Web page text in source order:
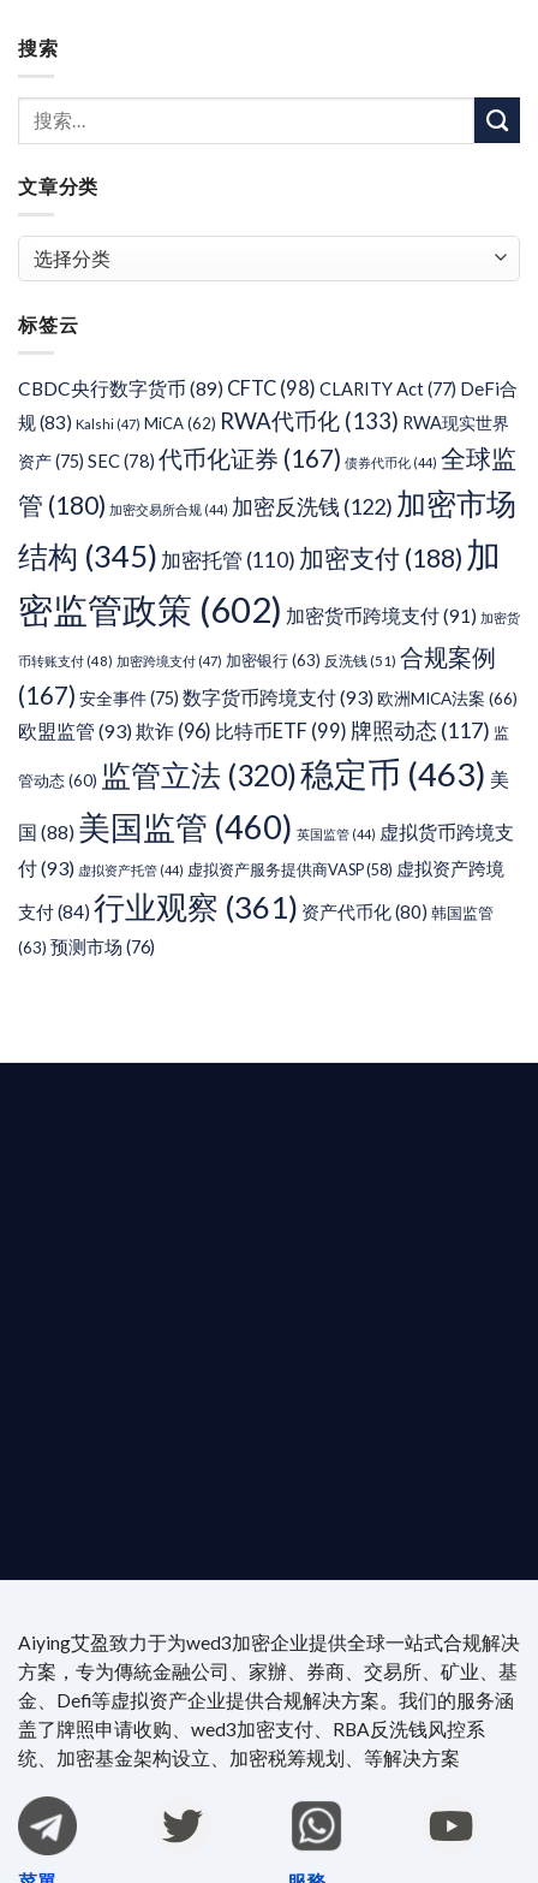
搜索
文章分类
章
类
标签云
CBDC央行数字货币 (89) CFTC (98) CLARITY Act(77) DeFi合
规(83) Kalshi (47) MiCA(62) RWA代币化 (133) RWA现实世界
资产(75) SEC(78) 代币化证券 (167) 债券代币化 (44) 全球监
管 (180) 加密交易所合规 (44) 加密反洗钱 (122) 加密市场
结构 (345) 加密托管 (110) 加密支付 (188) 加
密监管政策 (602) 加密货币跨境支付(91) 加密货
币转账支付 (48) 加密跨境支付 (47) 加密银行(63) 反洗钱(51) 合规案例
(167) 安全事件(75) 数字货币跨境支付(93)欧洲MICA法案 (66)
欧盟监管 (93)欺诈 (96) 比特币ETF (99) 牌照动态 (117) 监
管动态(60) 监管立法 (320)稳定币 (463) 美
国 (88) 美国监管 (460) 英国监管 (44) 虚拟货币跨境支
付(93) 虚拟资产托管 (44) 虚拟资产服务提供商VASP(58) 虚拟资产跨境
支付(84) 行业观察 (361) 资产代币化(80) 韩国监管
(63) 预测市场 (76)
Aiying艾盈致力于为wed3加密企业提供全球一站式合规解决
方案，专为傳統金融公司、家辦、券商、交易所、矿业、基
金、Defi等虚拟资产企业提供合规解决方案。我们的服务涵
盖了牌照申请收购、wed3加密支付、RBA反洗钱风控系
统、加密基金架构设立、加密税筹规划、等解决方案